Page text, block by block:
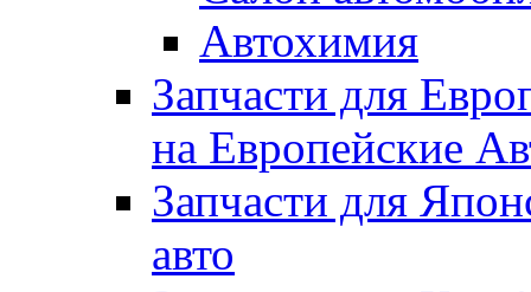
Автохимия
Запчасти для
на Европейские
Запчасти для
авто